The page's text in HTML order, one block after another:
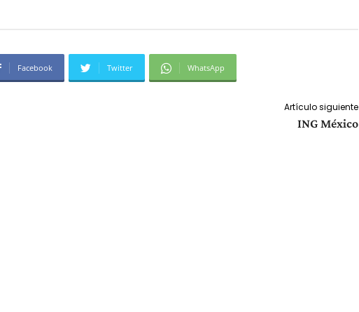
Facebook Twitter WhatsApp
Artículo siguiente
ING México